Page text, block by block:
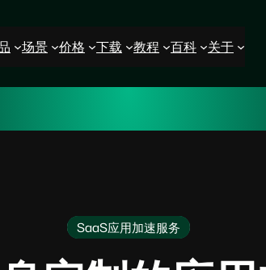
场景 价格 下载 教程 百科 关于
SaaS应用加速服务